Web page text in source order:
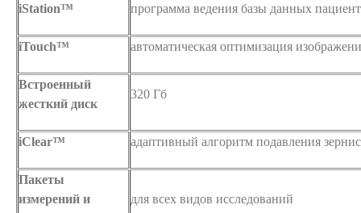
iStation™ программа ведения базы данных
iTouch™ автоматическая оптимизация
Встроенный
жесткий диск
320 Гб
iClear™ адаптивный алгоритм подавления
Пакеты
измерений и
для всех видов исследований